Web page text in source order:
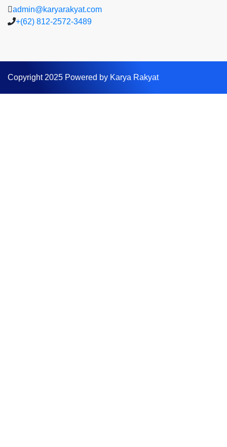
admin@karyarakyat.com
+(62) 812-2572-3489
Copyright 2025 Powered by Karya Rakyat